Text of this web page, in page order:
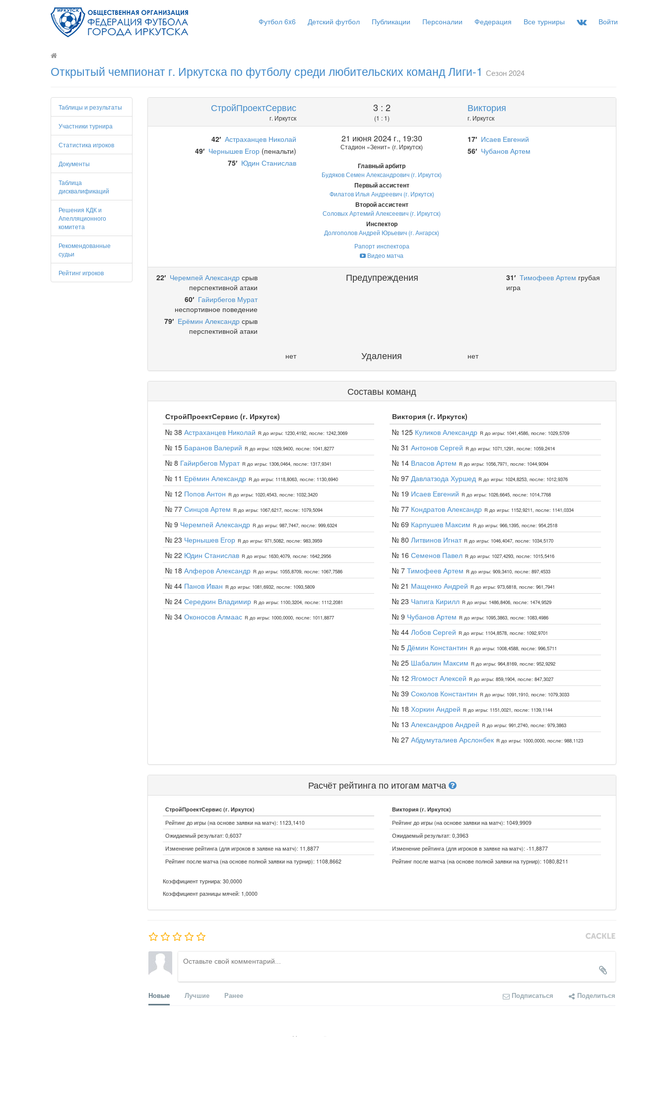
Футбол 6x6 Детский футбол Публикации Персоналии Федерация Все турниры Войти
Открытый чемпионат г. Иркутска по футболу среди любительских команд Лиги-1 Сезон 2024
Таблицы и результаты
Участники турнира
Статистика игроков
Документы
Таблица
дисквалификаций
Решения КДК и
Апелляционного
комитета
Рекомендованные
судьи
Рейтинг игроков
СтройПроектСервис
г. Иркутск
3 : 2
(1 : 1)
Виктория
г. Иркутск
42′ Астраханцев Николай
49′ Чернышев Егор (пенальти)
75′ Юдин Станислав
21 июня 2024 г., 19:30
Стадион «Зенит» (г. Иркутск)
Главный арбитр
Будяков Семен Александрович (г. Иркутск)
Первый ассистент
Филатов Илья Андреевич (г. Иркутск)
Второй ассистент
Соловых Артемий Алексеевич (г. Иркутск)
Инспектор
Долгополов Андрей Юрьевич (г. Ангарск)
Рапорт инспектора
Видео матча
17′ Исаев Евгений
56′ Чубанов Артем
22′ Черемпей Александрсрыв
перспективной атаки
60′ Гайирбегов Мурат
неспортивное поведение
79′ Ерёмин Александрсрыв
перспективной атаки
Предупреждения 31′ Тимофеев Артем грубая
игра
нет Удаления нет
Составы команд
СтройПроектСервис (г. Иркутск)
№ 38 Астраханцев Николай R до игры: 1230,4192, после: 1242,3069
№ 15 Баранов Валерий R до игры: 1029,9400, после: 1041,8277
№ 8 Гайирбегов Мурат R до игры: 1306,0464, после: 1317,9341
№ 11 Ерёмин Александр R до игры: 1118,8063, после: 1130,6940
№ 12 Попов Антон R до игры: 1020,4543, после: 1032,3420
№ 77 Синцов Артем R до игры: 1067,6217, после: 1079,5094
№ 9 Черемпей Александр R до игры: 987,7447, после: 999,6324
№ 23 Чернышев Егор R до игры: 971,5082, после: 983,3959
№ 22 Юдин Станислав R до игры: 1630,4079, после: 1642,2956
№ 18 Алферов Александр R до игры: 1055,8709, после: 1067,7586
№ 44 Панов Иван R до игры: 1081,6932, после: 1093,5809
№ 24 Середкин Владимир R до игры: 1100,3204, после: 1112,2081
№ 34 Оконосов Алмаас R до игры: 1000,0000, после: 1011,8877
Виктория (г. Иркутск)
№ 125 Куликов Александр R до игры: 1041,4586, после: 1029,5709
№ 31 Антонов Сергей R до игры: 1071,1291, после: 1059,2414
№ 14 Власов Артем R до игры: 1056,7971, после: 1044,9094
№ 97 Давлатзода Хуршед R до игры: 1024,8253, после: 1012,9376
№ 19 Исаев Евгений R до игры: 1026,6645, после: 1014,7768
№ 77 Кондратов Александр R до игры: 1152,9211, после: 1141,0334
№ 69 Карпушев Максим R до игры: 966,1395, после: 954,2518
№ 80 Литвинов Игнат R до игры: 1046,4047, после: 1034,5170
№ 16 Семенов Павел R до игры: 1027,4293, после: 1015,5416
№ 7 Тимофеев Артем R до игры: 909,3410, после: 897,4533
№ 21 Мащенко Андрей R до игры: 973,6818, после: 961,7941
№ 23 Чапига Кирилл R до игры: 1486,8406, после: 1474,9529
№ 9 Чубанов Артем R до игры: 1095,3863, после: 1083,4986
№ 44 Лобов Сергей R до игры: 1104,8578, после: 1092,9701
№ 5 Дёмин Константин R до игры: 1008,4588, после: 996,5711
№ 25 Шабалин Максим R до игры: 964,8169, после: 952,9292
№ 12 Ягомост Алексей R до игры: 859,1904, после: 847,3027
№ 39 Соколов Константин R до игры: 1091,1910, после: 1079,3033
№ 18 Хоркин Андрей R до игры: 1151,0021, после: 1139,1144
№ 13 Александров Андрей R до игры: 991,2740, после: 979,3863
№ 27 Абдумуталиев Арслонбек R до игры: 1000,0000, после: 988,1123
Расчёт рейтинга по итогам матча
СтройПроектСервис (г. Иркутск)
Рейтинг до игры (на основе заявки на матч): 1123,1410
Ожидаемый результат: 0,6037
Изменение рейтинга (для игроков в заявке на матч): 11,8877
Рейтинг после матча (на основе полной заявки на турнир): 1108,8662
Виктория (г. Иркутск)
Рейтинг до игры (на основе заявки на матч): 1049,9909
Ожидаемый результат: 0,3963
Изменение рейтинга (для игроков в заявке на матч): -11,8877
Рейтинг после матча (на основе полной заявки на турнир): 1080,8211
Коэффициент турнира: 30,0000
Коэффициент разницы мячей: 1,0000
Новые Лучшие Ранее Подписаться Поделиться
Никто ещё не оставил комментариев, станьте первым.